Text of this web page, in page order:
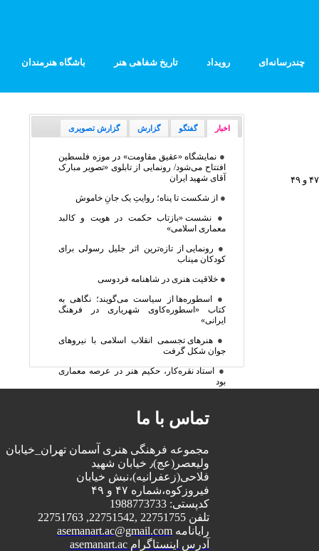
چندرسانه‌ای رویداد تاریخ شفاهی هنر باشگاه هنرمندان
اخبار گفتگو گزارش گزارش تصویری
● نمایشگاه «عقیق مقاومت» در موزه فلسطین
افتتاح می‌شود/ رونمایی از تابلوی «تصویر مبارک
آقای شهید ایران
● از شکست تا پناه؛ روایتِ یک جانِ خاموش
●
نشست «بازتاب حکمت در هویت و کالبد
معماری اسلامی»
● رونمایی از تازه‌ترین اثر جلیل رسولی برای
کودکان میناب
● خلاقیت هنری در شاهنامه فردوسی
● اسطوره‌ها از سیاست می‌گویند؛ نگاهی به
کتاب «اسطوره‌کاوی شهریاری در فرهنگ
ایرانی»
● هنرهای تجسمی انقلاب اسلامی با نیروهای
جوان شکل گرفت
● استاد نقره‌کار، حکیم هنر در عرصه معماری
بود
تماس با ما
مجموعه فرهنگی هنری آسمان تهران_خیابان
ولیعصر(عج)٫ خیابان شهید
فلاحی(زعفرانیه)،نبش خیابان
فیروزکوه،شماره ۴۷ و ۴۹
کدپستی: 1988773733
تلفن 22751755 ,22751542, 22751763
رایانامه asemanart.ac@gmail.com
آدرس اینستاگرام asemanart.ac